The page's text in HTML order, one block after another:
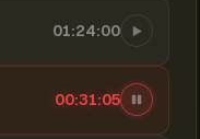
01:24:00
00:31:06